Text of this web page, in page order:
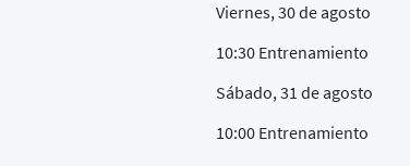
Viernes, 30 de agosto
10:30 Entrenamiento
Sábado, 31 de agosto
10:00 Entrenamiento